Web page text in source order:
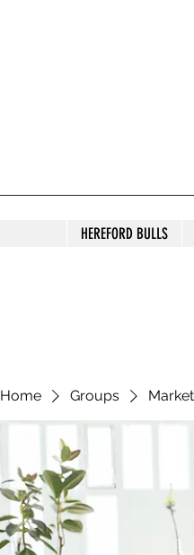
HEREFORD BULLS
Home Groups